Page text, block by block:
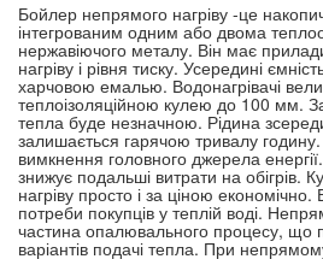
Бойлер непрямого нагріву -це
інтегрованим одним або двома
нержавіючого металу. Він має
нагріву і рівня тиску. Усередині
харчовою емалью. Водонагрівачі
теплоізоляційною кулею до 100 мм.
тепла буде незначною. Рідина
залишається гарячою тривалу
вимкнення головного джерела
знижує подальші витрати на обігрів.
нагріву просто і за ціною
потреби покупців у теплій воді.
частина опалювального процесу, що
варіантів подачі тепла. При